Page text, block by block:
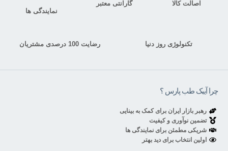
اصالت کالا گارانتی معتبر
نمایندگی ها
تکنولوژی روز دنیا رضایت 100 درصدی مشتریان
چرا آیبک طب پارس ؟
رهبر بازار ایران برای کمک به بینایی
تضمین نوآوری و کیفیت
شریکی مطمئن برای نمایندگی ها
اولین انتخاب برای دید بهتر